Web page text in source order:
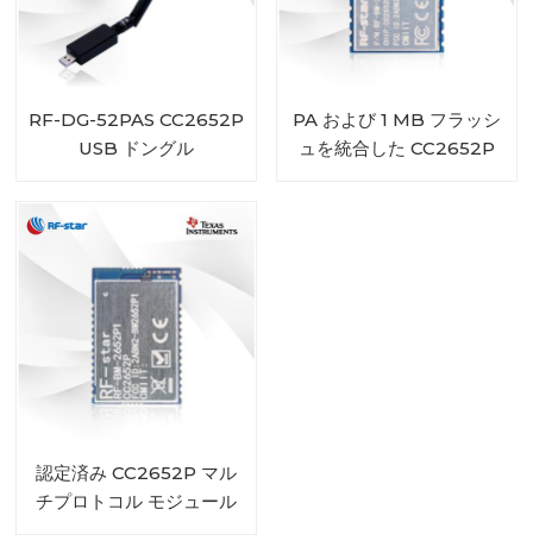
RF-DG-52PAS CC2652P
USB ドングル
PA および 1 MB フラッシ
ュを統合した CC2652P
認定済み CC2652P マル
チプロトコル モジュール